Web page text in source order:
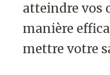
atteindre vos
manière
mettre votre